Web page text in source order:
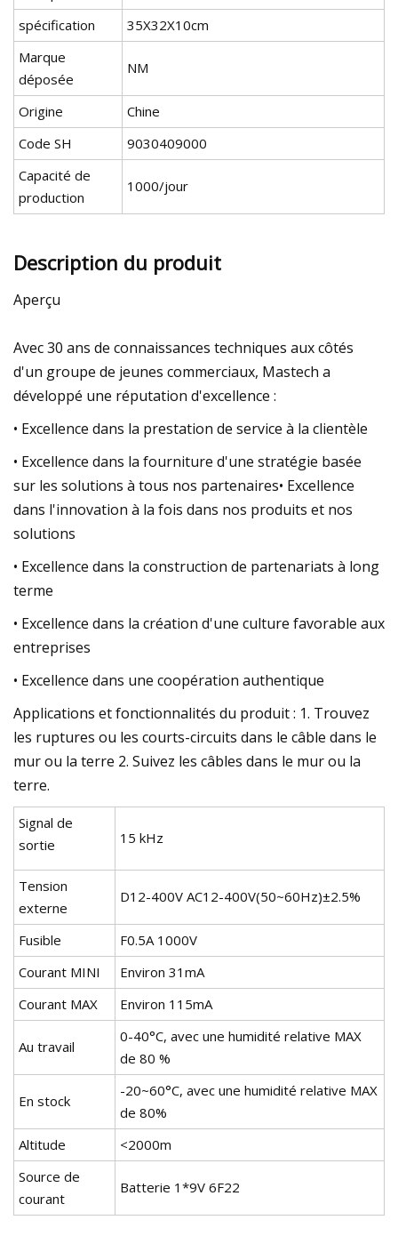
spécification
35X32X10cm
Marque
déposée
NM
Origine
Chine
Code SH
9030409000
Capacité de
production
1000/jour
Description du produit
Aperçu
Avec 30 ans de connaissances techniques aux côtés
d'un groupe de jeunes commerciaux, Mastech a
développé une réputation d'excellence :
• Excellence dans la prestation de service à la clientèle
• Excellence dans la fourniture d'une stratégie basée
sur les solutions à tous nos partenaires• Excellence
dans l'innovation à la fois dans nos produits et nos
solutions
• Excellence dans la construction de partenariats à long
terme
• Excellence dans la création d'une culture favorable aux
entreprises
• Excellence dans une coopération authentique
Applications et fonctionnalités du produit : 1. Trouvez
les ruptures ou les courts-circuits dans le câble dans le
mur ou la terre 2. Suivez les câbles dans le mur ou la
terre.
Signal de
sortie
15 kHz
Tension
externe
D12-400V AC12-400V(50~60Hz)±2.5%
Fusible
F0.5A 1000V
Courant MINI
Environ 31mA
Courant MAX
Environ 115mA
Au travail
0-40°C, avec une humidité relative MAX
de 80 %
En stock
-20~60°C, avec une humidité relative MAX
de 80%
Altitude
<2000m
Source de
courant
Batterie 1*9V 6F22